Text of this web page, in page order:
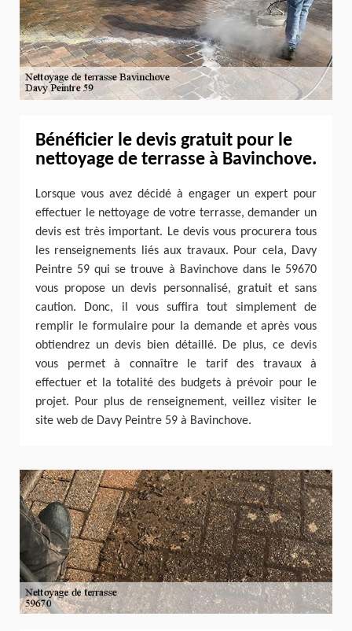
Bénéficier le devis gratuit pour le
nettoyage de terrasse à Bavinchove.
Lorsque vous avez décidé à engager un expert pour
effectuer le nettoyage de votre terrasse, demander un
devis est très important. Le devis vous procurera tous
les renseignements liés aux travaux. Pour cela, Davy
Peintre 59 qui se trouve à Bavinchove dans le 59670
vous propose un devis personnalisé, gratuit et sans
caution. Donc, il vous suffira tout simplement de
remplir le formulaire pour la demande et après vous
obtiendrez un devis bien détaillé. De plus, ce devis
vous permet à connaître le tarif des travaux à
effectuer et la totalité des budgets à prévoir pour le
projet. Pour plus de renseignement, veillez visiter le
site web de Davy Peintre 59 à Bavinchove.